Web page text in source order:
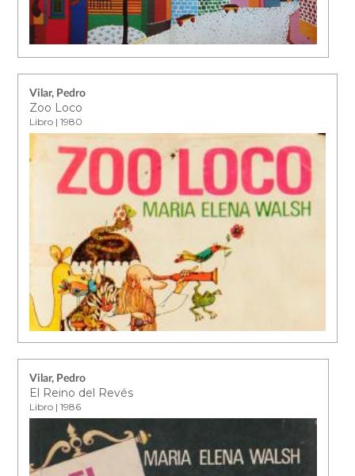
Vilar, Pedro
Zoo Loco
Libro | 1980
Vilar, Pedro
El Reino del Revés
Libro | 1986